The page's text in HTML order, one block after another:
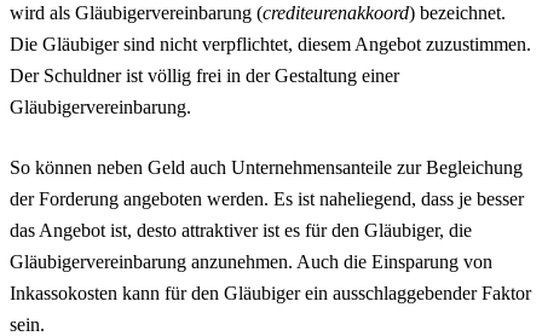
wird als Gläubigervereinbarung (crediteurenakkoord) bezeichnet.
Die Gläubiger sind nicht verpflichtet, diesem Angebot zuzustimmen.
Der Schuldner ist völlig frei in der Gestaltung einer
Gläubigervereinbarung.
So können neben Geld auch Unternehmensanteile zur Begleichung
der Forderung angeboten werden. Es ist naheliegend, dass je besser
das Angebot ist, desto attraktiver ist es für den Gläubiger, die
Gläubigervereinbarung anzunehmen. Auch die Einsparung von
Inkassokosten kann für den Gläubiger ein ausschlaggebender Faktor
sein.